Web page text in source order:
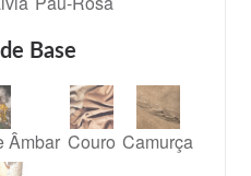
Base
Âmbar Couro Camurça